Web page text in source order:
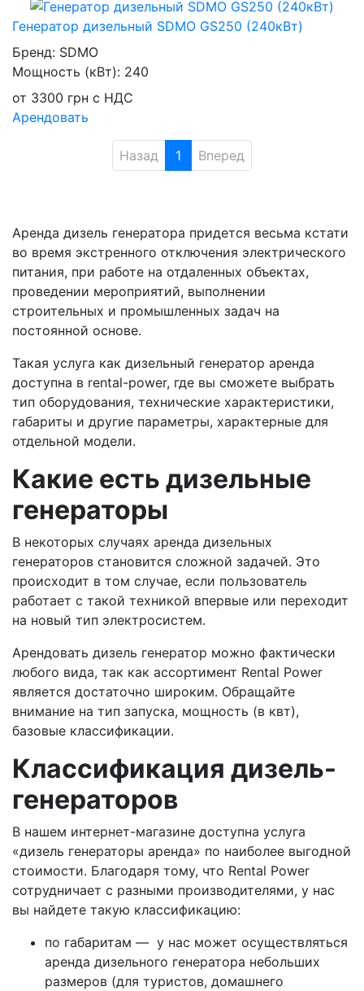
Генератор дизельный SDMO GS250 (240кВт)
Бренд: SDMO
Мощность (кВт): 240
от 3300 грн с НДС
Арендовать
Назад 1 Вперед
Аренда дизель генератора придется весьма кстати
во время экстренного отключения электрического
питания, при работе на отдаленных объектах,
проведении мероприятий, выполнении
строительных и промышленных задач на
постоянной основе.
Такая услуга как дизельный генератор аренда
доступна в rental-power, где вы сможете выбрать
тип оборудования, технические характеристики,
габариты и другие параметры, характерные для
отдельной модели.
Какие есть дизельные
генераторы
В некоторых случаях аренда дизельных
генераторов становится сложной задачей. Это
происходит в том случае, если пользователь
работает с такой техникой впервые или переходит
на новый тип электросистем.
Арендовать дизель генератор можно фактически
любого вида, так как ассортимент Rental Power
является достаточно широким. Обращайте
внимание на тип запуска, мощность (в квт),
базовые классификации.
Классификация дизель-
генераторов
В нашем интернет-магазине доступна услуга
«дизель генераторы аренда» по наиболее выгодной
стоимости. Благодаря тому, что Rental Power
сотрудничает с разными производителями, у нас
вы найдете такую классификацию:
по габаритам — у нас может осуществляться
аренда дизельного генератора небольших
размеров (для туристов, домашнего